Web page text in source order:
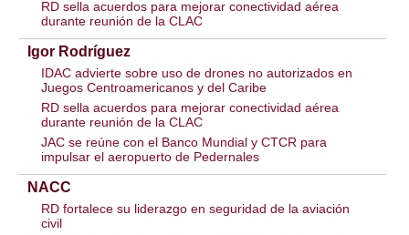
RD sella acuerdos para mejorar conectividad aérea
durante reunión de la CLAC
Igor Rodríguez
IDAC advierte sobre uso de drones no autorizados en
Juegos Centroamericanos y del Caribe
RD sella acuerdos para mejorar conectividad aérea
durante reunión de la CLAC
JAC se reúne con el Banco Mundial y CTCR para
impulsar el aeropuerto de Pedernales
NACC
RD fortalece su liderazgo en seguridad de la aviación
civil